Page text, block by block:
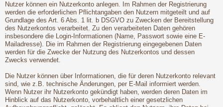
Nutzer können ein Nutzerkonto anlegen. Im Rahmen der Registrierung
werden die erforderlichen Pflichtangaben den Nutzern mitgeteilt und auf
Grundlage des Art. 6 Abs. 1 lit. b DSGVO zu Zwecken der Bereitstellung
des Nutzerkontos verarbeitet. Zu den verarbeiteten Daten gehören
insbesondere die Login-Informationen (Name, Passwort sowie eine E-
Mailadresse). Die im Rahmen der Registrierung eingegebenen Daten
werden für die Zwecke der Nutzung des Nutzerkontos und dessen
Zwecks verwendet.
Die Nutzer können über Informationen, die für deren Nutzerkonto relevant
sind, wie z.B. technische Änderungen, per E-Mail informiert werden.
Wenn Nutzer ihr Nutzerkonto gekündigt haben, werden deren Daten im
Hinblick auf das Nutzerkonto, vorbehaltlich einer gesetzlichen